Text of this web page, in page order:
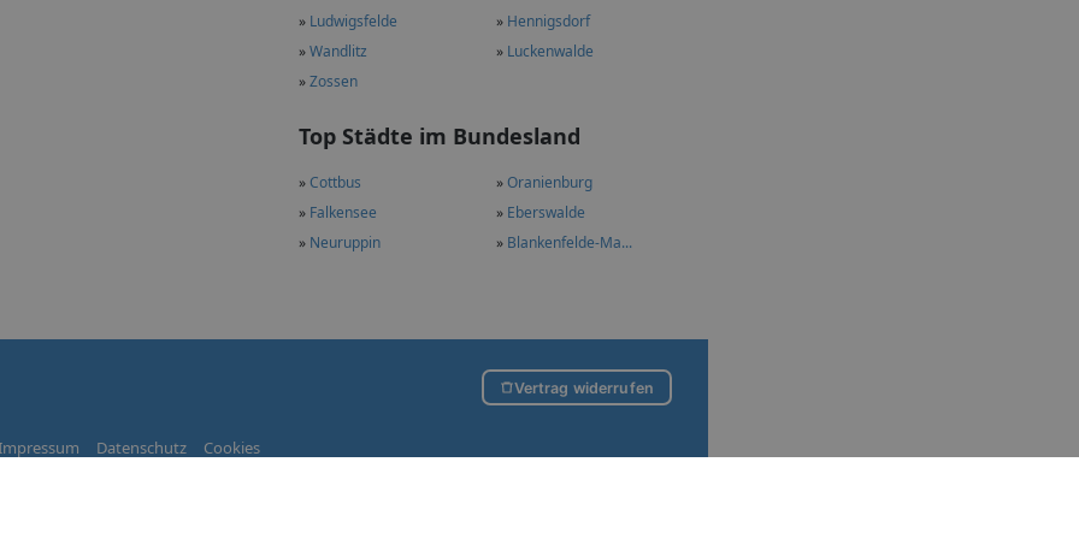
» Ludwigsfelde » Hennigsdorf
»Wandlitz » Luckenwalde
»Zossen
Top Städte im Bundesland
»Cottbus »Oranienburg
» Falkensee » Eberswalde
» Neuruppin » Blankenfelde-Ma...
Vertrag widerrufen
Datenschutz Cookies